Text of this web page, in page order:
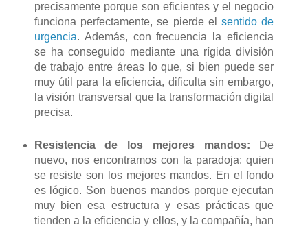
precisamente porque son eficientes y el negocio
funciona perfectamente, se pierde elsentido de
urgencia. Además, con frecuencia la eficiencia
se ha conseguido mediante una rígida división
de trabajo entre áreas lo que, si bien puede ser
muy útil para la eficiencia, dificulta sin embargo,
la visión transversal que la transformación digital
precisa.
Resistencia de los mejores mandos: De
nuevo, nos encontramos con la paradoja: quien
se resiste son los mejores mandos. En el fondo
es lógico. Son buenos mandos porque ejecutan
muy bien esa estructura y esas prácticas que
tienden a la eficiencia y ellos, y la compañía, han